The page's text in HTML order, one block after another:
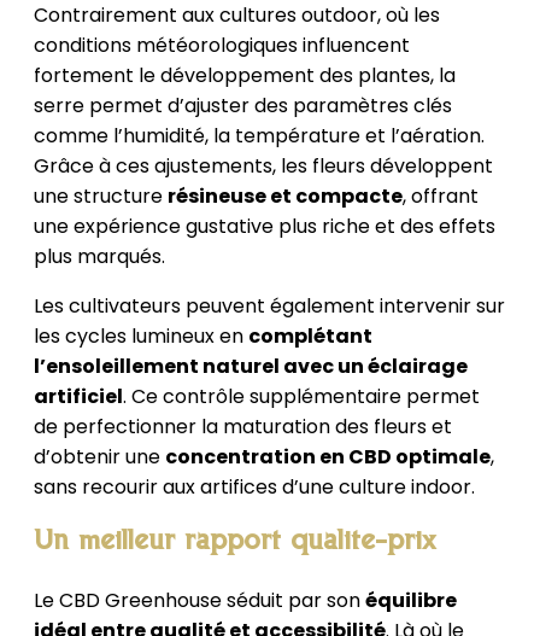
Contrairement aux cultures outdoor, où les
conditions météorologiques influencent
fortement le développement des plantes, la
serre permet d’ajuster des paramètres clés
comme l’humidité, la température et l’aération.
Grâce à ces ajustements, les fleurs développent
une structure résineuse et compacte, offrant
une expérience gustative plus riche et des effets
plus marqués.
Les cultivateurs peuvent également intervenir sur
les cycles lumineux en complétant
l’ensoleillement naturel avec un éclairage
artificiel. Ce contrôle supplémentaire permet
de perfectionner la maturation des fleurs et
d’obtenir une concentration en CBD optimale,
sans recourir aux artifices d’une culture indoor.
Un meilleur rapport qualité-prix
Le CBD Greenhouse séduit par sonéquilibre